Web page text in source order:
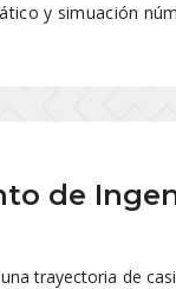
y simuación
de
trayectoria de